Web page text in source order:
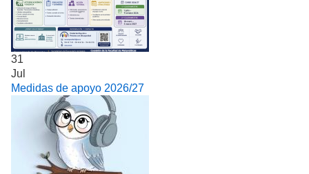
31
Jul
Medidas de apoyo 2026/27